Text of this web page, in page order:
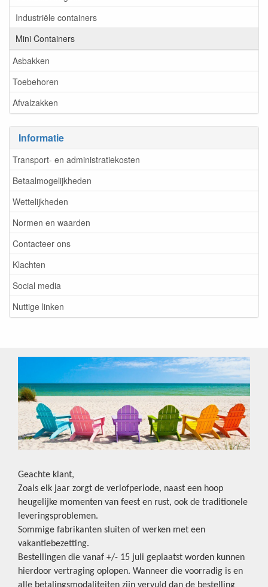
Industriële containers
Mini Containers
Asbakken
Toebehoren
Afvalzakken
Informatie
Transport- en administratiekosten
Betaalmogelijkheden
Wettelijkheden
Normen en waarden
Contacteer ons
Klachten
Social media
Nuttige linken
Geachte klant,
Zoals elk jaar zorgt de verlofperiode, naast een hoop
heugelijke momenten van feest en rust, ook de traditionele
leveringsproblemen.
Sommige fabrikanten sluiten of werken met een
vakantiebezetting.
Bestellingen die vanaf +/- 15 juli geplaatst worden kunnen
hierdoor vertraging oplopen. Wanneer die voorradig is en